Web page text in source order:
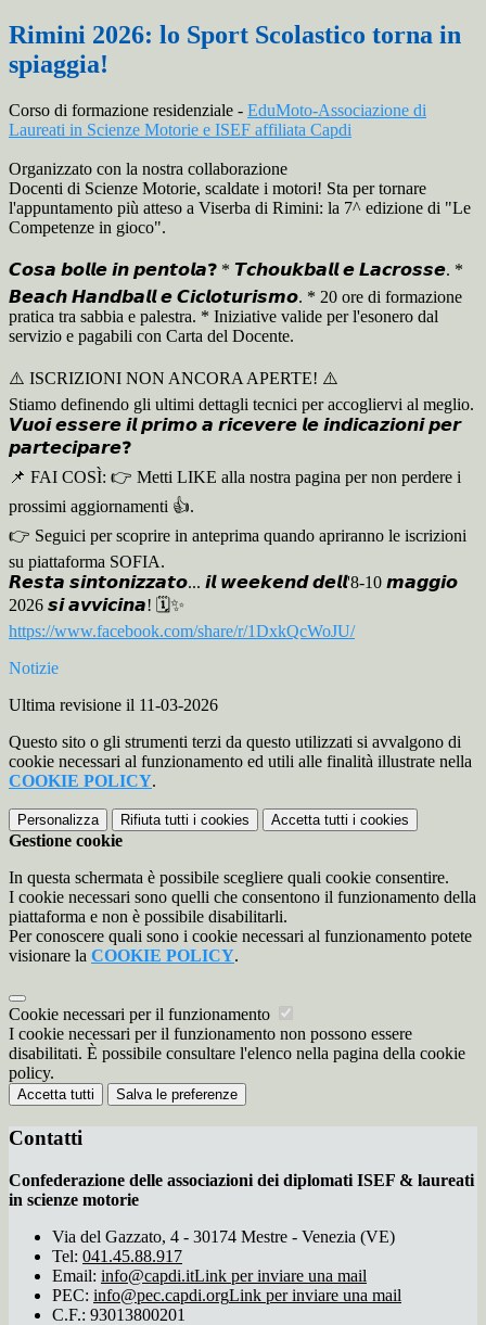
Rimini 2026: lo Sport Scolastico torna in
spiaggia!
Corso di formazione residenziale - EduMoto-Associazione di
Laureati in Scienze Motorie e ISEF affiliata Capdi
Organizzato con la nostra collaborazione
Docenti di Scienze Motorie, scaldate i motori! Sta per tornare
l'appuntamento più atteso a Viserba di Rimini: la 7^ edizione di "Le
Competenze in gioco".
𝘾𝙤𝙨𝙖 𝙗𝙤𝙡𝙡𝙚 𝙞𝙣 𝙥𝙚𝙣𝙩𝙤𝙡𝙖❓️ * 𝙏𝙘𝙝𝙤𝙪𝙠𝙗𝙖𝙡𝙡 𝙚 𝙇𝙖𝙘𝙧𝙤𝙨𝙨𝙚. *
𝘽𝙚𝙖𝙘𝙝 𝙃𝙖𝙣𝙙𝙗𝙖𝙡𝙡 𝙚 𝘾𝙞𝙘𝙡𝙤𝙩𝙪𝙧𝙞𝙨𝙢𝙤. * 20 ore di formazione
pratica tra sabbia e palestra. * Iniziative valide per l'esonero dal
servizio e pagabili con Carta del Docente.
⚠️ ISCRIZIONI NON ANCORA APERTE! ⚠️
Stiamo definendo gli ultimi dettagli tecnici per accogliervi al meglio.
𝙑𝙪𝙤𝙞 𝙚𝙨𝙨𝙚𝙧𝙚 𝙞𝙡 𝙥𝙧𝙞𝙢𝙤 𝙖 𝙧𝙞𝙘𝙚𝙫𝙚𝙧𝙚 𝙡𝙚 𝙞𝙣𝙙𝙞𝙘𝙖𝙯𝙞𝙤𝙣𝙞 𝙥𝙚𝙧
𝙥𝙖𝙧𝙩𝙚𝙘𝙞𝙥𝙖𝙧𝙚❓️
📌 FAI COSÌ: 👉 Metti LIKE alla nostra pagina per non perdere i
prossimi aggiornamenti 👍.
👉 Seguici per scoprire in anteprima quando apriranno le iscrizioni
su piattaforma SOFIA.
𝙍𝙚𝙨𝙩𝙖 𝙨𝙞𝙣𝙩𝙤𝙣𝙞𝙯𝙯𝙖𝙩𝙤... 𝙞𝙡 𝙬𝙚𝙚𝙠𝙚𝙣𝙙 𝙙𝙚𝙡𝙡'8-10 𝙢𝙖𝙜𝙜𝙞𝙤
2026 𝙨𝙞 𝙖𝙫𝙫𝙞𝙘𝙞𝙣𝙖! 🗓️✨
https://www.facebook.com/share/r/1DxkQcWoJU/
Notizie
Ultima revisione il 11-03-2026
Questo sito o gli strumenti terzi da questo utilizzati si avvalgono di
cookie necessari al funzionamento ed utili alle finalità illustrate nella
COOKIE POLICY.
Personalizza Rifiuta tutti i cookies Accetta tutti i cookies
Gestione cookie
In questa schermata è possibile scegliere quali cookie consentire.
I cookie necessari sono quelli che consentono il funzionamento della
piattaforma e non è possibile disabilitarli.
Per conoscere quali sono i cookie necessari al funzionamento potete
visionare la COOKIE POLICY.
Cookie necessari per il funzionamento
I cookie necessari per il funzionamento non possono essere
disabilitati. È possibile consultare l'elenco nella pagina della cookie
policy.
Accetta tutti Salva le preferenze
Contatti
Confederazione delle associazioni dei diplomati ISEF & laureati
in scienze motorie
Via del Gazzato, 4 - 30174 Mestre - Venezia (VE)
Tel: 041.45.88.917
Email: info@capdi.itLink per inviare una mail
PEC: info@pec.capdi.orgLink per inviare una mail
C.F.: 93013800201